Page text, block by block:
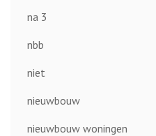
na 3
nbb
niet
nieuwbouw
nieuwbouw woningen